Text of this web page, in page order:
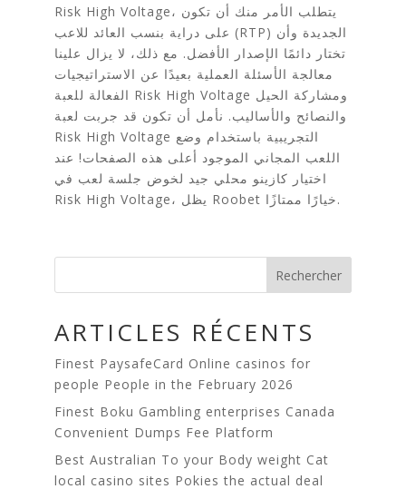
Risk High Voltage، يتطلب الأمر منك أن تكون
على دراية بنسب العائد للاعب (RTP) الجديدة وأن
تختار دائمًا الإصدار الأفضل. مع ذلك، لا يزال علينا
معالجة الأسئلة العملية بعيدًا عن الاستراتيجيات
الفعالة للعبة Risk High Voltage ومشاركة الحيل
والنصائح والأساليب. نأمل أن تكون قد جربت لعبة
Risk High Voltage التجريبية باستخدام وضع
اللعب المجاني الموجود أعلى هذه الصفحات! عند
اختيار كازينو محلي جيد لخوض جلسة لعب في
Risk High Voltage، يظل Roobet خيارًا ممتازًا.
Rechercher
ARTICLES RÉCENTS
Finest PaysafeCard Online casinos for
people People in the February 2026
Finest Boku Gambling enterprises Canada
Сonvenient Dumps Fee Platform
Best Australian To your Body weight Cat
local casino sites Pokies the actual deal